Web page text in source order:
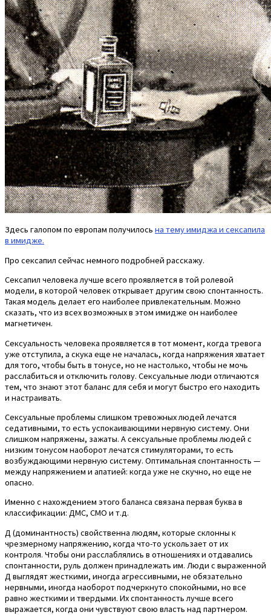
Здесь галопом по европам получилось на тему имиджа и сексапила
в имидже.
Про сексапил сейчас немного подробней расскажу.
Сексапил человека лучше всего проявляется в той ролевой
модели, в которой человек открывает другим свою спонтанность.
Такая модель делает его наиболее привлекательным. Можно
сказать, что из всех возможных в этом имидже он наиболее
магнетичен.
Сексуальность человека проявляется в тот момент, когда тревога
уже отступила, а скука еще не началась, когда напряжения хватает
для того, чтобы быть в тонусе, но не настолько, чтобы не мочь
расслабиться и отключить голову. Сексуальные люди отличаются
тем, что знают этот баланс для себя и могут быстро его находить
и настраивать.
Сексуальные проблемы слишком тревожных людей лечатся
седативными, то есть успокаивающими нервную систему. Они
слишком напряжены, зажаты. А сексуальные проблемы людей с
низким тонусом наоборот лечатся стимуляторами, то есть
возбуждающими нервную систему. Оптимальная спонтанность —
между напряжением и апатией: когда уже не скучно, но еще не
опасно.
Именно с нахождением этого баланса связана первая буква в
классификации: ДМС, СМО и т.д.
Д (доминантность) свойственна людям, которые склонны к
чрезмерному напряжению, когда что-то ускользает от их
контроля. Чтобы они расслаблялись в отношениях и отдавались
спонтанности, руль должен принадлежать им. Люди с выраженной
Д выглядят жесткими, иногда агрессивными, не обязательно
нервными, иногда наоборот подчеркнуто спокойными, но все
равно жесткими и твердыми. Их спонтанность лучше всего
выражается, когда они чувствуют свою власть над партнером.